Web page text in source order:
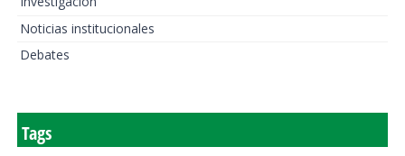
Noticias institucionales
Debates
Tags